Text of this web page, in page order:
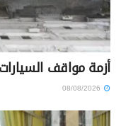
أزمة مواقف